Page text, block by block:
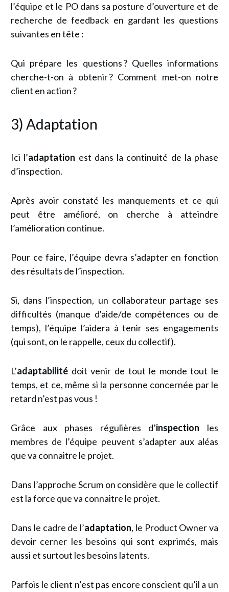
l’équipe et le PO dans sa posture d’ouverture et de
recherche de feedback en gardant les questions
suivantes en tête :
Qui prépare les questions ? Quelles informations
cherche-t-on à obtenir ? Comment met-on notre
client en action ?
3) Adaptation
Ici l’adaptation est dans la continuité de la phase
d’inspection.
Après avoir constaté les manquements et ce qui
peut être amélioré, on cherche à atteindre
l’amélioration continue.
Pour ce faire, l’équipe devra s’adapter en fonction
des résultats de l’inspection.
Si, dans l’inspection, un collaborateur partage ses
difficultés (manque d'aide/de compétences ou de
temps), l’équipe l’aidera à tenir ses engagements
(qui sont, on le rappelle, ceux du collectif).
L’adaptabilité doit venir de tout le monde tout le
temps, et ce, même si la personne concernée par le
retard n’est pas vous !
Grâce aux phases régulières d’inspection les
membres de l’équipe peuvent s’adapter aux aléas
que va connaitre le projet.
Dans l’approche Scrum on considère que le collectif
est la force que va connaitre le projet.
Dans le cadre de l’adaptation, le Product Owner va
devoir cerner les besoins qui sont exprimés, mais
aussi et surtout les besoins latents.
Parfois le client n’est pas encore conscient qu’il a un